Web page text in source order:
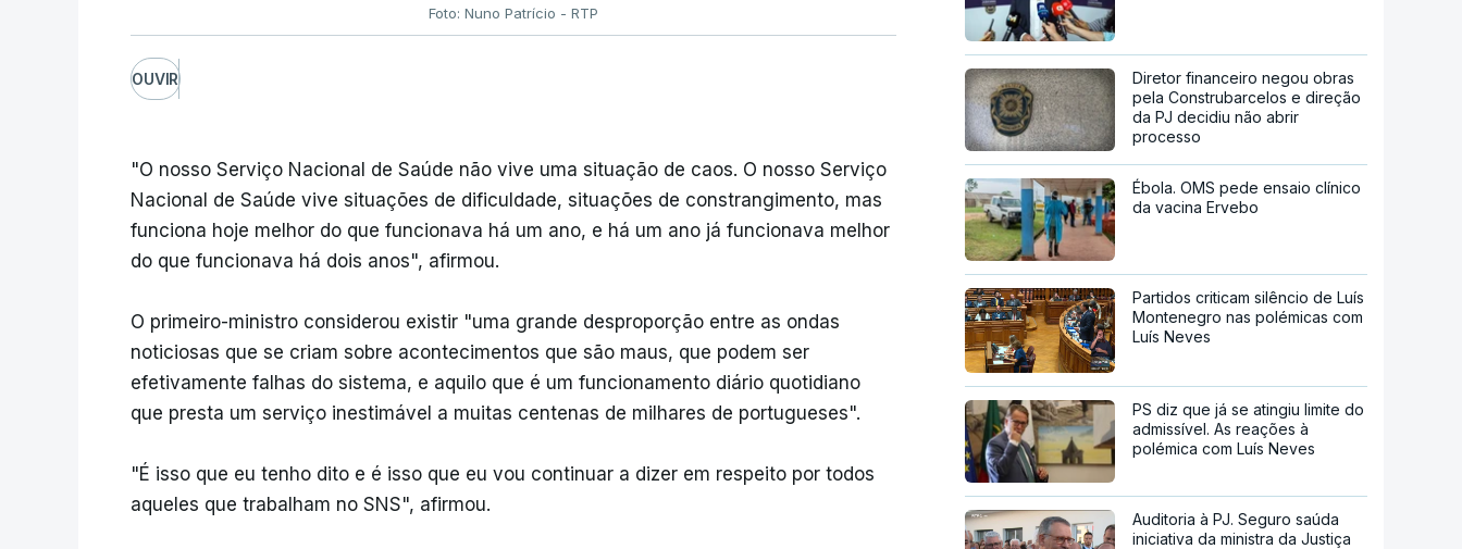
Foto: Nuno Patrício - RTP
OUVIR
"O nosso Serviço Nacional de Saúde não vive uma situação de caos. O nosso Serviço
Nacional de Saúde vive situações de dificuldade, situações de constrangimento, mas
funciona hoje melhor do que funcionava há um ano, e há um ano já funcionava melhor
do que funcionava há dois anos", afirmou.
O primeiro-ministro considerou existir "uma grande desproporção entre as ondas
noticiosas que se criam sobre acontecimentos que são maus, que podem ser
efetivamente falhas do sistema, e aquilo que é um funcionamento diário quotidiano
que presta um serviço inestimável a muitas centenas de milhares de portugueses".
"É isso que eu tenho dito e é isso que eu vou continuar a dizer em respeito por todos
aqueles que trabalham no SNS", afirmou.
Diretor financeiro negou obras
pela Construbarcelos e direção
da PJ decidiu não abrir
processo
Ébola. OMS pede ensaio clínico
da vacina Ervebo
Partidos criticam silêncio de Luís
Montenegro nas polémicas com
Luís Neves
PS diz que já se atingiu limite do
admissível. As reações à
polémica com Luís Neves
Auditoria à PJ. Seguro saúda
iniciativa da ministra da Justiça